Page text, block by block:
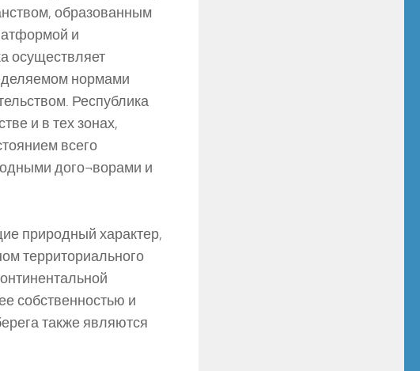
образованным
и
осуществляет
нормами
Республика
и в тех зонах,
всего
дого¬ворами и
природный характер,
территориального
собственностью и
также являются